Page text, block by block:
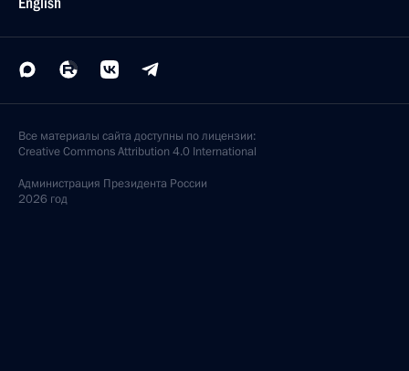
Все материалы сайта доступны по лицензии:
Creative Commons Attribution 4.0 International
Администрация Президента России
2026 год